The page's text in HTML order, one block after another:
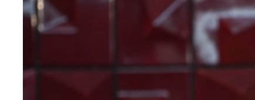
Spor
Sektörel